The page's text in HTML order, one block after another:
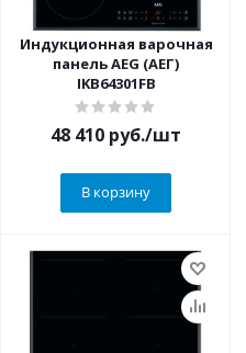
Индукционная варочная
панель AEG (АЕГ)
IKB64301FB
48 410 руб./шт
В корзину